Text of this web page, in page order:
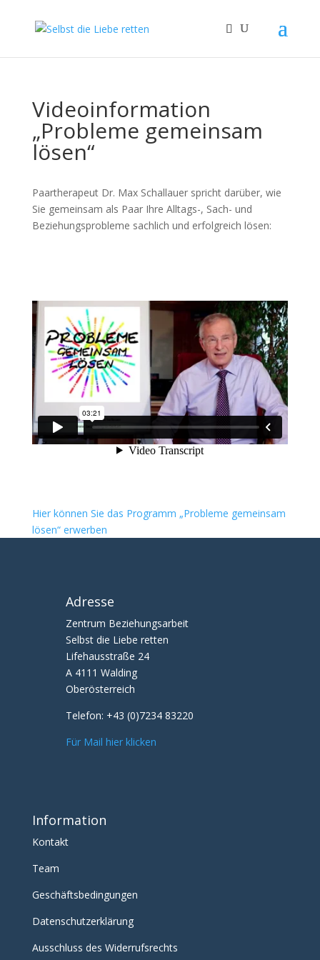
Videoinformation
„Probleme gemeinsam
lösen“
Paartherapeut Dr. Max Schallauer spricht darüber, wie
Sie gemeinsam als Paar Ihre Alltags-, Sach- und
Beziehungsprobleme sachlich und erfolgreich lösen:
Hier können Sie das Programm „Probleme gemeinsam
lösen“ erwerben
Adresse
Zentrum Beziehungsarbeit
Selbst die Liebe retten
Lifehausstraße 24
A 4111 Walding
Oberösterreich
Telefon: +43 (0)7234 83220
Für Mail hier klicken
Information
Kontakt
Team
Geschäftsbedingungen
Datenschutzerklärung
Ausschluss des Widerrufsrechts